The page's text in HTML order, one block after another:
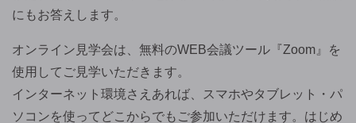
にもお答えします。
オンライン見学会は、無料のWEB会議ツール『Zoom』を
使用してご見学いただきます。
インターネット環境さえあれば、スマホやタブレット・パ
ソコンを使ってどこからでもご参加いただけます。はじめ